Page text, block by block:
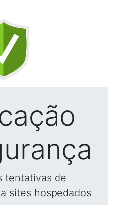
tentativas de
sites hospedados